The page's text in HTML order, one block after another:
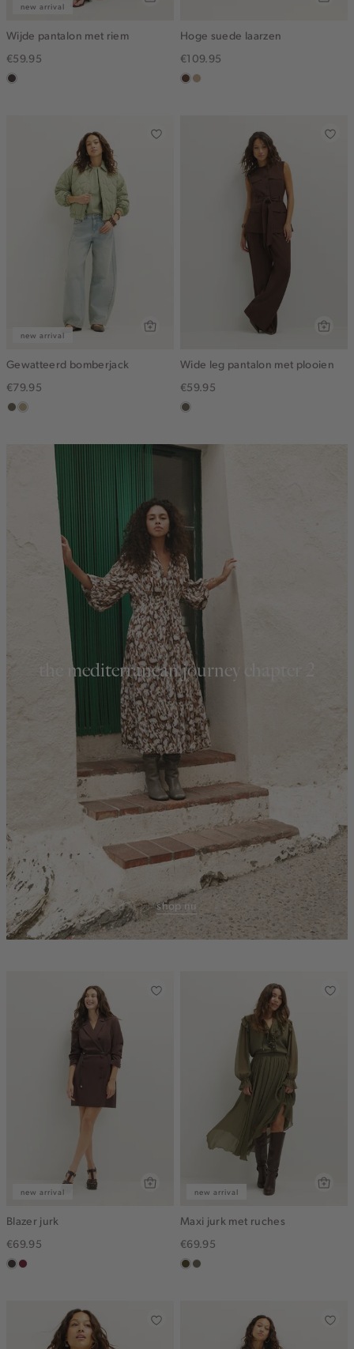
new arrival
Wijde pantalon met riem
€59.95
choco
Hoge suede laarzen
€109.95
donkerbruin
zand
new arrival
Gewatteerd bomberjack
€79.95
middenbruin
lichtkhaki
Wide leg pantalon met plooien
€59.95
middenbruin
the mediterranean journey chapter 2
shop nu
new arrival
Blazer jurk
€69.95
chocobordeaux
new arrival
Maxi jurk met ruches
€69.95
groen,
middenbruin